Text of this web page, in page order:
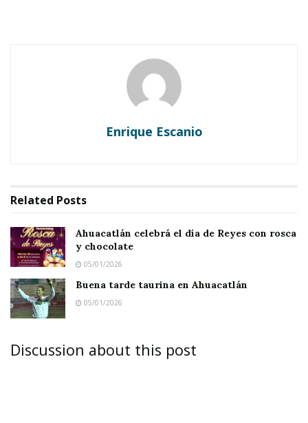
Enrique Escanio
Related Posts
Ahuacatlán celebrá el día de Reyes con rosca
y chocolate
05/01/2026
Buena tarde taurina en Ahuacatlán
05/01/2026
Discussion about this post